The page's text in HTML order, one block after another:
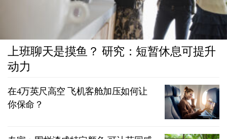
上班聊天是摸鱼？ 研究：短暂休息可提升
动力
在4万英尺高空 飞机客舱加压如何让
你保命？